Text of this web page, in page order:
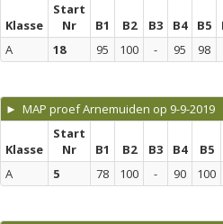
Klasse
Start
Nr
B1 B2 B3 B4 B5
A
18 95 100 - 95 98
► MAP proef Arnemuiden op 9-9-2019
Klasse
Start
Nr
B1 B2 B3 B4 B5
A
5 78 100 - 90 100